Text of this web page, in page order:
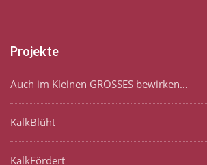
Projekte
Auch im Kleinen GROSSES bewirken…
KalkBlüht
KalkFördert